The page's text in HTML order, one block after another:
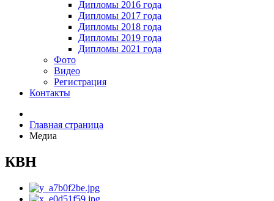
Дипломы 2016 года
Дипломы 2017 года
Дипломы 2018 года
Дипломы 2019 года
Дипломы 2021 года
Фото
Видео
Регистрация
Контакты
Главная страница
Медиа
КВН